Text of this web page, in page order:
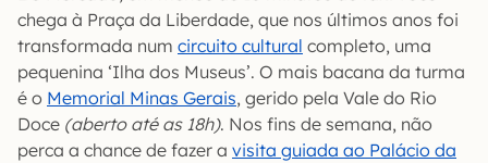
chega à Praça da Liberdade, que nos últimos anos foi
transformada num circuito cultural completo, uma
pequenina ‘Ilha dos Museus’. O mais bacana da turma
é o Memorial Minas Gerais, gerido pela Vale do Rio
Doce (aberto até as 18h). Nos fins de semana, não
perca a chance de fazer a visita guiada ao Palácio da